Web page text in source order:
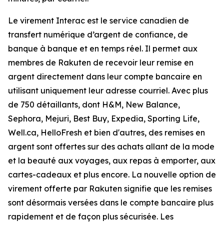
Le virement Interac est le service canadien de
transfert numérique d’argent de confiance, de
banque à banque et en temps réel. Il permet aux
membres de Rakuten de recevoir leur remise en
argent directement dans leur compte bancaire en
utilisant uniquement leur adresse courriel. Avec plus
de 750 détaillants, dont H&M, New Balance,
Sephora, Mejuri, Best Buy, Expedia, Sporting Life,
Well.ca, HelloFresh et bien d'autres, des remises en
argent sont offertes sur des achats allant de la mode
et la beauté aux voyages, aux repas à emporter, aux
cartes-cadeaux et plus encore. La nouvelle option de
virement offerte par Rakuten signifie que les remises
sont désormais versées dans le compte bancaire plus
rapidement et de façon plus sécurisée. Les